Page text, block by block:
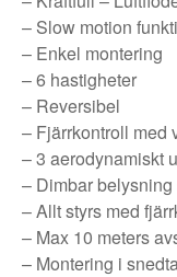
– Slow motion
– Enkel montering
– 6 hastigheter
– Reversibel
– Fjärrkontroll med
– 3 aerodynamiskt
– Dimbar
– Allt styrs med
– Max 10 meters
– Montering i